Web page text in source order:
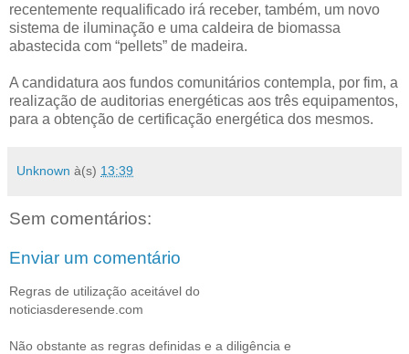
recentemente requalificado irá receber, também, um novo
sistema de iluminação e uma caldeira de biomassa
abastecida com “pellets” de madeira.
A candidatura aos fundos comunitários contempla, por fim, a
realização de auditorias energéticas aos três equipamentos,
para a obtenção de certificação energética dos mesmos.
Unknown à(s) 13:39
Sem comentários:
Enviar um comentário
Regras de utilização aceitável do
noticiasderesende.com
Não obstante as regras definidas e a diligência e